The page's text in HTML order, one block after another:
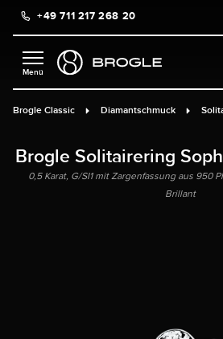
springen
+49 711 217 268 20
Brogle Classic Diamantschmuck
Brogle Solitairering
0,5 Karat, G/SI1 mit Zargenfassung aus 950
Brillant